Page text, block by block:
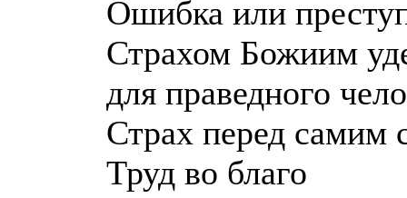
Ошибка или
Страхом Божиим
для праведного
Страх перед самим
Труд во благо